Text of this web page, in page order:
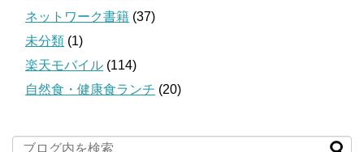
ネットワーク書籍 (37)
未分類 (1)
楽天モバイル (114)
自然食・健康食ランチ (20)